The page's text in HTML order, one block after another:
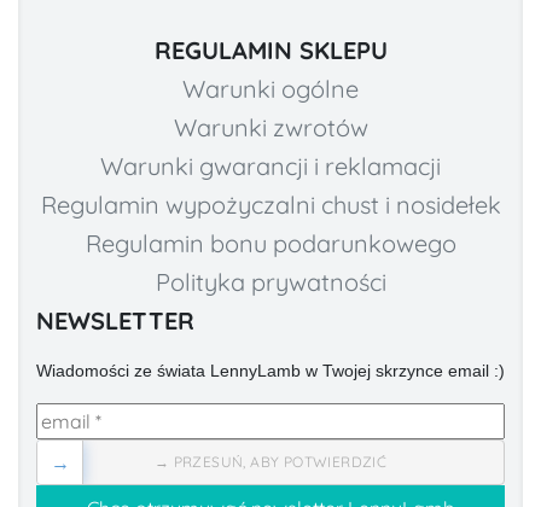
REGULAMIN SKLEPU
Warunki ogólne
Warunki zwrotów
Warunki gwarancji i reklamacji
Regulamin wypożyczalni chust i nosidełek
Regulamin bonu podarunkowego
Polityka prywatności
NEWSLETTER
Wiadomości ze świata LennyLamb w Twojej skrzynce email :)
→ PRZESUŃ, ABY POTWIERDZIĆ
→